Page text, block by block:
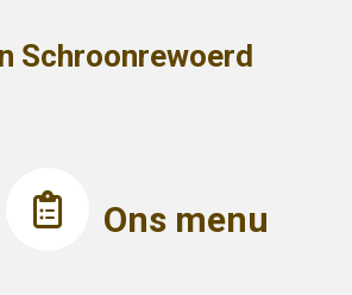
Schroonrewoerd
Ons menu